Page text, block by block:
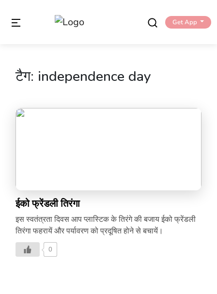
Get App
टैग: independence day
ईको फ्रेंडली तिरंगा
इस स्वतंत्रता दिवस आप प्लास्टिक के तिरंगे की बजाय ईको फ्रेंडली
तिरंगा फहरायें और पर्यावरण को प्रदूषित होने से बचायें।
0